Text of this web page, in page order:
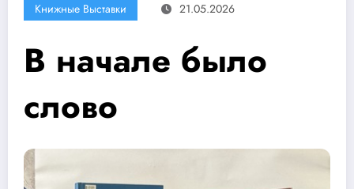
Книжные Выставки 21.05.2026
В начале было
слово